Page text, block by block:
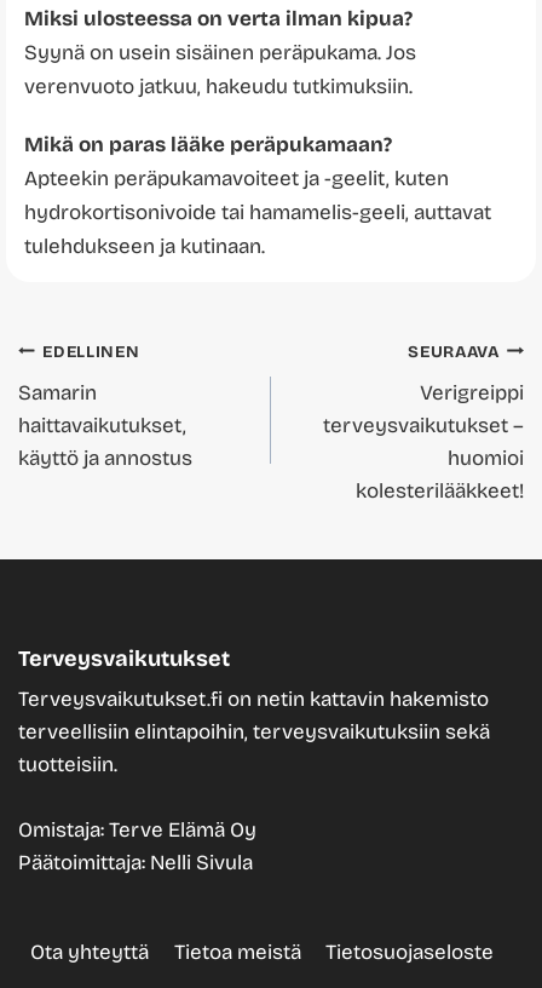
Miksi ulosteessa on verta ilman kipua?
Syynä on usein sisäinen peräpukama. Jos
verenvuoto jatkuu, hakeudu tutkimuksiin.
Mikä on paras lääke peräpukamaan?
Apteekin peräpukamavoiteet ja -geelit, kuten
hydrokortisonivoide tai hamamelis-geeli, auttavat
tulehdukseen ja kutinaan.
Artikkelien
selaus
EDELLINEN
Samarin
haittavaikutukset,
käyttö ja annostus
SEURAAVA
Verigreippi
terveysvaikutukset –
huomioi
kolesterilääkkeet!
Terveysvaikutukset
Terveysvaikutukset.fi on netin kattavin hakemisto
terveellisiin elintapoihin, terveysvaikutuksiin sekä
tuotteisiin.
Omistaja: Terve Elämä Oy
Päätoimittaja: Nelli Sivula
Ota yhteyttä Tietoa meistä Tietosuojaseloste